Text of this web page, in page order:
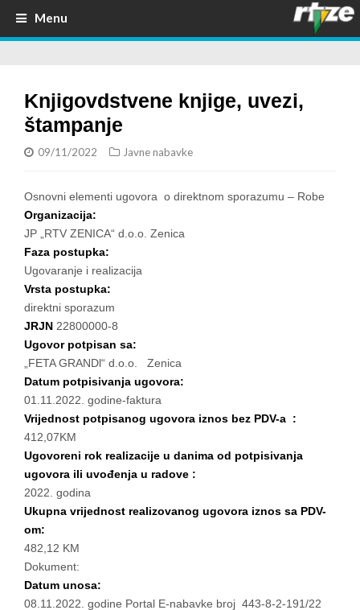
Menu
Knjigovdstvene knjige, uvezi,
štampanje
09/11/2022 Javne nabavke
Osnovni elementi ugovora o direktnom sporazumu – Robe
Organizacija:
JP „RTV ZENICA“ d.o.o. Zenica
Faza postupka:
Ugovaranje i realizacija
Vrsta postupka:
direktni sporazum
JRJN 22800000-8
Ugovor potpisan sa:
„FETA GRANDl“ d.o.o. Zenica
Datum potpisivanja ugovora:
01.11.2022. godine-faktura
Vrijednost potpisanog ugovora iznos bez PDV-a :
412,07KM
Ugovoreni rok realizacije u danima od potpisivanja
ugovora ili uvođenja u radove :
2022. godina
Ukupna vrijednost realizovanog ugovora iznos sa PDV-
om:
482,12 KM
Dokument:
Datum unosa:
08.11.2022. godine Portal E-nabavke broj 443-8-2-191/22